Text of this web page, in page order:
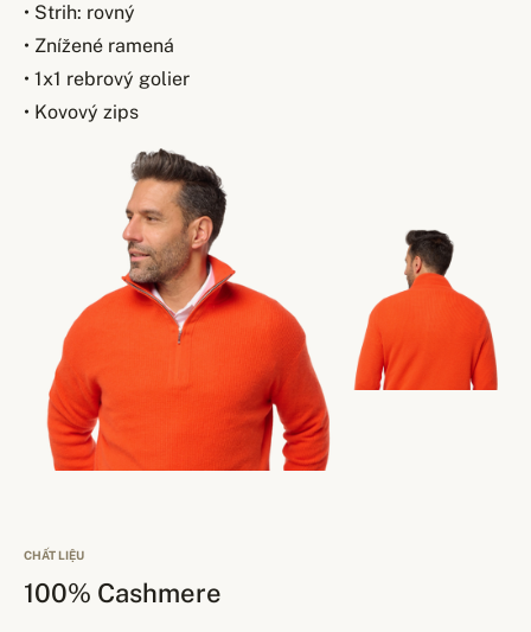
• Strih: rovný
• Znížené ramená
• 1x1 rebrový golier
• Kovový zips
CHẤT LIỆU
100% Cashmere